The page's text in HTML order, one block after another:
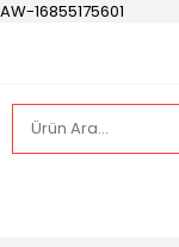
AW-16855175601